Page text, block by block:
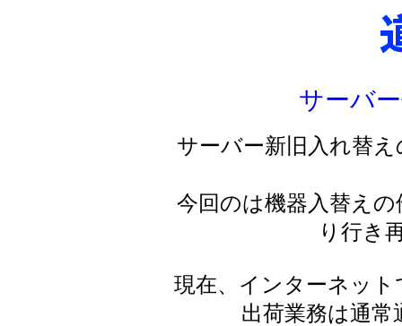
サーバ
サーバー新旧入れ替
今回のは機器入替え
り行き
現在、インターネッ
出荷業務は通